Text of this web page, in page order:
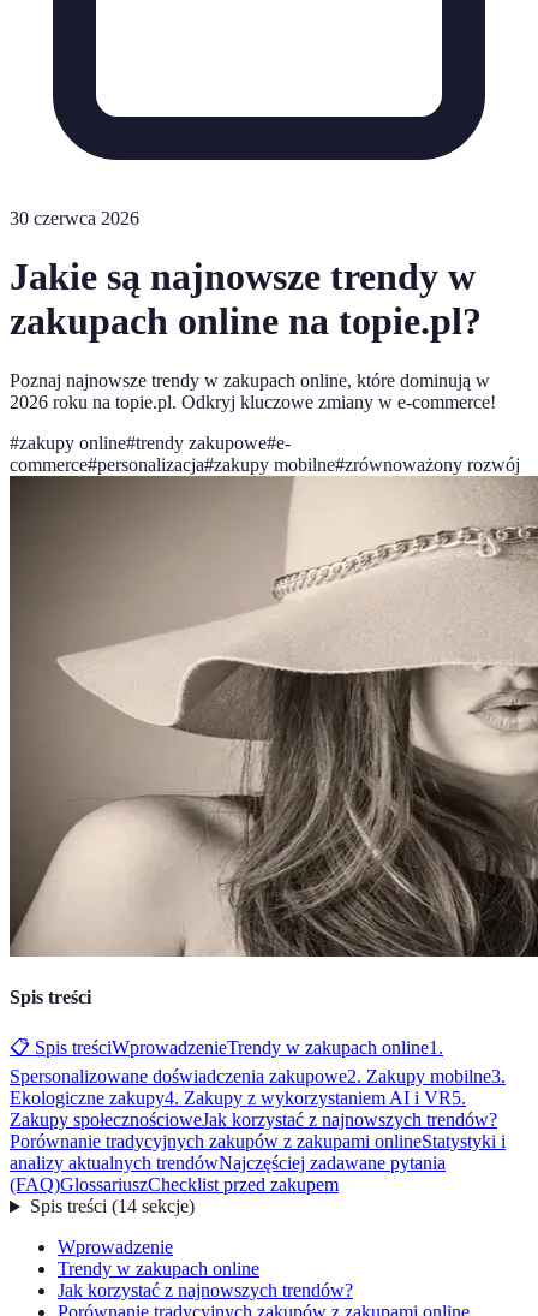
30 czerwca 2026
Jakie są najnowsze trendy w
zakupach online na topie.pl?
Poznaj najnowsze trendy w zakupach online, które dominują w
2026 roku na topie.pl. Odkryj kluczowe zmiany w e-commerce!
#zakupy online#trendy zakupowe#e-
commerce#personalizacja#zakupy mobilne#zrównoważony rozwój
Spis treści
📋 Spis treściWprowadzenieTrendy w zakupach online1.
Spersonalizowane doświadczenia zakupowe2. Zakupy mobilne3.
Ekologiczne zakupy4. Zakupy z wykorzystaniem AI i VR5.
Zakupy społecznościoweJak korzystać z najnowszych trendów?
Porównanie tradycyjnych zakupów z zakupami onlineStatystyki i
analizy aktualnych trendówNajczęściej zadawane pytania
(FAQ)GlossariuszChecklist przed zakupem
Spis treści(14 sekcje)
Wprowadzenie
Trendy w zakupach online
Jak korzystać z najnowszych trendów?